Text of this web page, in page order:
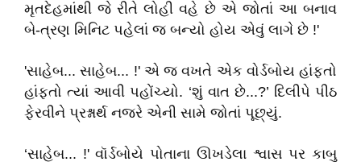
મૃતદેહમાંથી જે રીતે લોહી વહે છે એ જોતાં આ બનાવ
બે-ત્રણ મિનિટ પહેલાં જ બન્યો હોય એવું લાગે છે !'
'સાહેબ... સાહેબ... !' એ જ વખતે એક વોર્ડબોય હાંફતો
હાંફતો ત્યાં આવી પહોંચ્યો. ‘શું વાત છે...?’ દિલીપે પીઠ
ફેરવીને પ્રશ્નાર્થ નજરે એની સામે જોતાં પૂછ્યું.
‘સાહેબ... !' વૉર્ડબોયે પોતાના ઊખડેલા શ્વાસ પર કાબુ